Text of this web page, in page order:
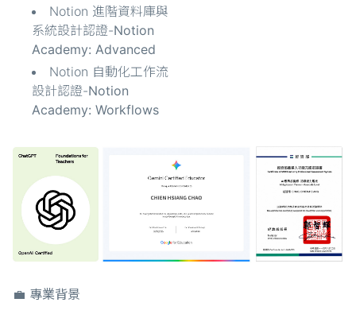
Notion 進階資料庫與
系統設計認證-Notion
Academy: Advanced
Notion 自動化工作流
設計認證-Notion
Academy: Workflows
💼 專業背景